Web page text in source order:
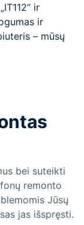
ir
ir
– mūsų
bei suteikti
remonto
Jūsų
jas išspręsti.